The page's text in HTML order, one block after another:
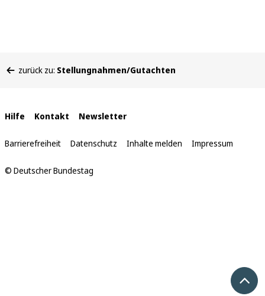
befinden
zurück zu: Stellungnahmen/Gutachten
Interne
Links
Hilfe Kontakt Newsletter
Barrierefreiheit Datenschutz Inhalte melden Impressum
© Deutscher Bundestag